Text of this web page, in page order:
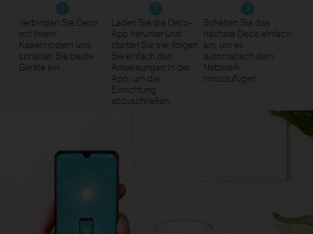
1
Verbinden Sie Deco
mit Ihrem
Kabelmodem und
schalten Sie beide
Geräte ein
2
Laden Sie die Deco-
App herunter und
starten Sie sie; folgen
Sie einfach den
Anweisungen in der
App, um die
Einrichtung
abzuschließen.
3
Schalten Sie das
nächste Deco einfach
ein, um es
automatisch dem
Netzwerk
hinzuzufügen.